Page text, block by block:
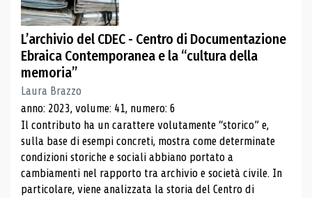
L’archivio del CDEC - Centro di Documentazione
Ebraica Contemporanea e la “cultura della
memoria”
Laura Brazzo
anno: 2023, volume: 41, numero: 6
Il contributo ha un carattere volutamente “storico” e,
sulla base di esempi concreti, mostra come determinate
condizioni storiche e sociali abbiano portato a
cambiamenti nel rapporto tra archivio e società civile. In
particolare, viene analizzata la storia del Centro di